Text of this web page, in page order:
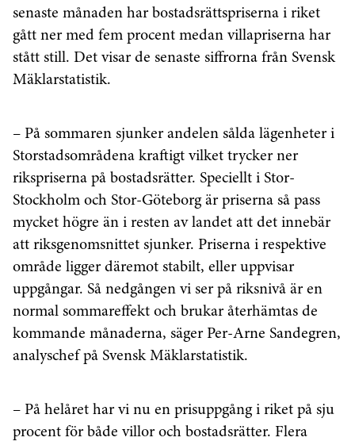
senaste månaden har bostadsrättspriserna i riket
gått ner med fem procent medan villapriserna har
stått still. Det visar de senaste siffrorna från Svensk
Mäklarstatistik.
– På sommaren sjunker andelen sålda lägenheter i
Storstadsområdena kraftigt vilket trycker ner
rikspriserna på bostadsrätter. Speciellt i Stor-
Stockholm och Stor-Göteborg är priserna så pass
mycket högre än i resten av landet att det innebär
att riksgenomsnittet sjunker. Priserna i respektive
område ligger däremot stabilt, eller uppvisar
uppgångar. Så nedgången vi ser på riksnivå är en
normal sommareffekt och brukar återhämtas de
kommande månaderna, säger Per-Arne Sandegren,
analyschef på Svensk Mäklarstatistik.
– På helåret har vi nu en prisuppgång i riket på sju
procent för både villor och bostadsrätter. Flera